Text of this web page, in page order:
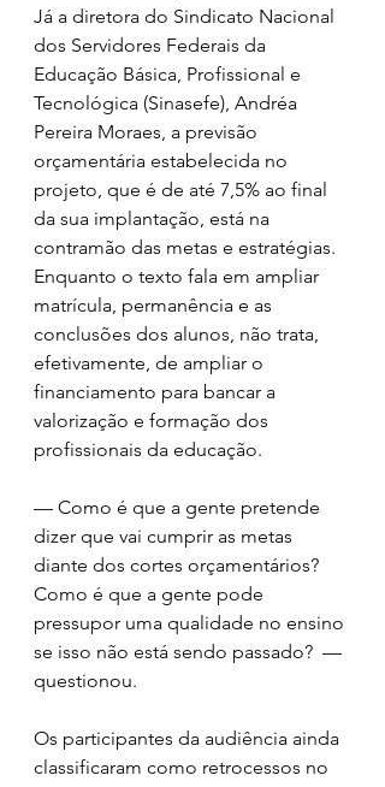
Já a diretora do Sindicato Nacional
dos Servidores Federais da
Educação Básica, Profissional e
Tecnológica (Sinasefe), Andréa
Pereira Moraes, a previsão
orçamentária estabelecida no
projeto, que é de até 7,5% ao final
da sua implantação, está na
contramão das metas e estratégias.
Enquanto o texto fala em ampliar
matrícula, permanência e as
conclusões dos alunos, não trata,
efetivamente, de ampliar o
financiamento para bancar a
valorização e formação dos
profissionais da educação.
— Como é que a gente pretende
dizer que vai cumprir as metas
diante dos cortes orçamentários?
Como é que a gente pode
pressupor uma qualidade no ensino
se isso não está sendo passado?  —
questionou.
Os participantes da audiência ainda
classificaram como retrocessos no